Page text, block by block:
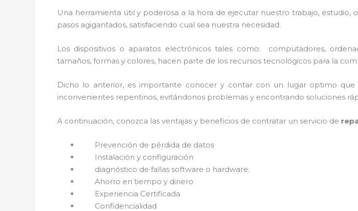
Una herramienta útil y poderosa a la hora de ejecutar nuestro trabajo,
pasos agigantados, satisfaciendo cual sea nuestra necesidad.
Los dispositivos o aparatos electrónicos tales como: computadores,
tamaños, formas y colores, hacen parte de los recursos tecnológicos para la
Dicho lo anterior, es importante conocer y contar con un lugar optimo que
inconvenientes repentinos, evitándonos problemas y encontrando soluciones
A continuación, conozca las ventajas y beneficios de contratar un servicio de
Prevención de pérdida de datos
Instalación y configuración
diagnóstico de fallas software o hardware.
Ahorro en tiempo y dinero
Experiencia Certificada
Confidencialidad